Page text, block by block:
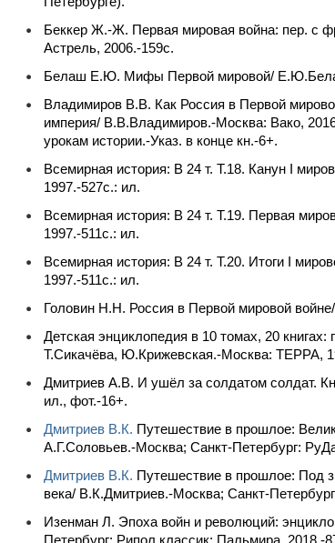
Беккер Ж.-Ж. Первая мировая война: пер. с
Астрель, 2006.-159c.
Белаш Е.Ю. Мифы Первой мировой/
Владимиров В.В. Как Россия в Первой
империя/ В.В.Владимиров.-Москва: Вако,
урокам истории.-Указ. в конце кн.-6+.
Всемирная история: В 24 т. Т.18. Канун I
1997.-527с.: ил.
Всемирная история: В 24 т. Т.19. Первая
1997.-511с.: ил.
Всемирная история: В 24 т. Т.20. Итоги I
1997.-511с.: ил.
Головин Н.Н. Россия в Первой мировой
Детская энциклопедия в 10 томах, 20
Т.Сикачёва, Ю.Крижевская.-Москва: ТЕРРА,
Дмитриев А.В. И ушёл за солдатом солдат.
ил., фот.-16+.
Дмитриев В.К. Путешествие в прошлое:
А.Г.Соловьев.-Москва; Санкт-Петербург:
Дмитриев В.К. Путешествие в прошлое: Под
века/ В.К.Дмитриев.-Москва; Санкт-
Изенман Л. Эпоха войн и революций:
Петербург: Рипол классик: Пальмира, 2018.-